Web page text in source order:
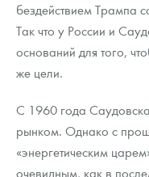
бездействием Трампа
Так что у России и
оснований для того,
же цели.
С 1960 года
рынком. Однако с
«энергетическим
очевидным, как в